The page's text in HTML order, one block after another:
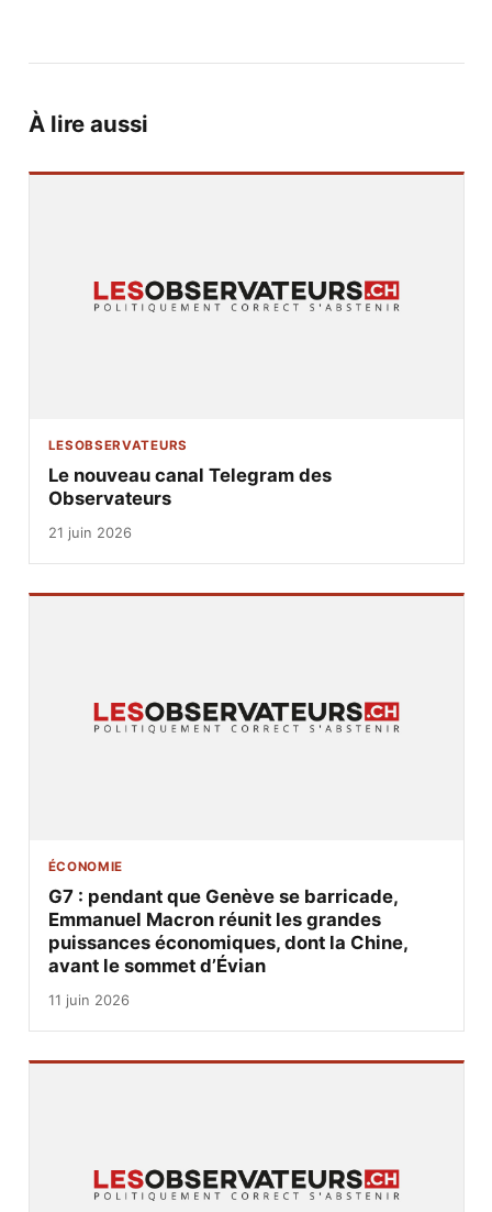
À lire aussi
LESOBSERVATEURS
Le nouveau canal Telegram des
Observateurs
21 juin 2026
ÉCONOMIE
G7 : pendant que Genève se barricade,
Emmanuel Macron réunit les grandes
puissances économiques, dont la Chine,
avant le sommet d’Évian
11 juin 2026